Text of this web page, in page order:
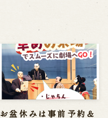
お盆休みは事前予約＆